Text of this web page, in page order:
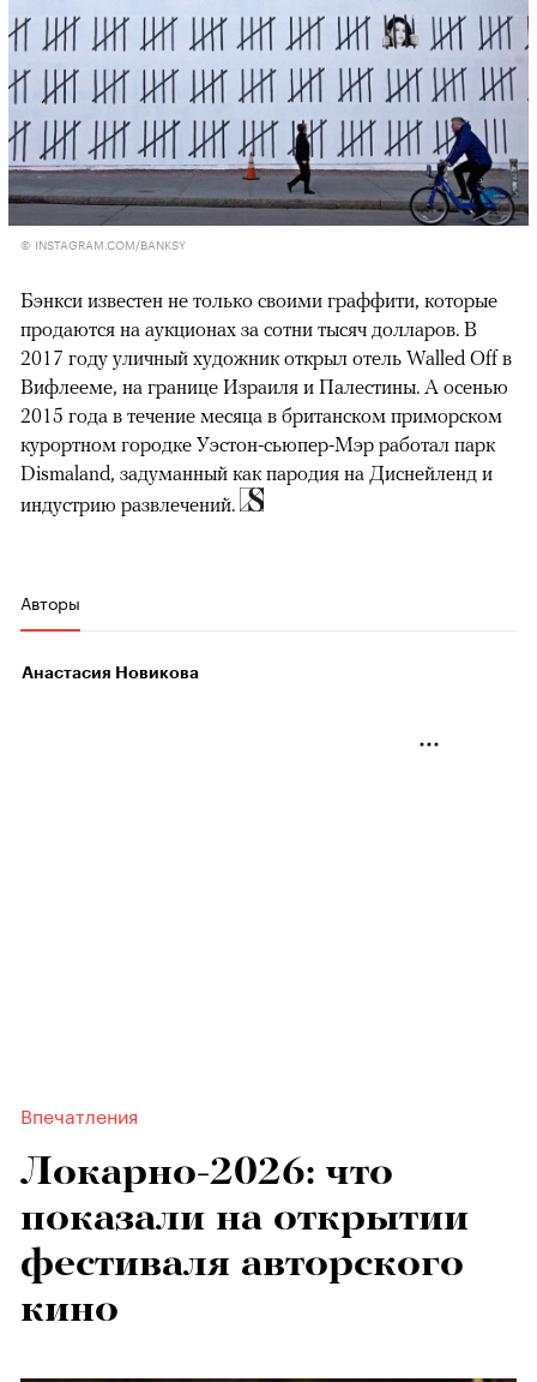
© INSTAGRAM.COM/BANKSY
Бэнкси известен не только своими граффити, которые
продаются на аукционах за сотни тысяч долларов. В
2017 году уличный художник открыл отель Walled Off в
Вифлееме, на границе Израиля и Палестины. А осенью
2015 года в течение месяца в британском приморском
курортном городке Уэстон-сьюпер-Мэр работал парк
Dismaland, задуманный как пародия на Диснейленд и
индустрию развлечений.
Авторы
Анастасия Новикова
Впечатления
Локарно-2026: что
показали на открытии
фестиваля авторского
кино